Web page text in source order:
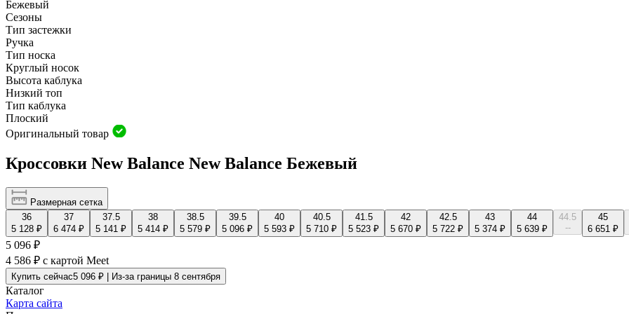
Бежевый
Сезоны
Тип застежки
Ручка
Тип носка
Круглый носок
Высота каблука
Низкий топ
Тип каблука
Плоский
Оригинальный товар
Кроссовки New Balance New Balance Бежевый
Размерная сетка
36
5 128 ₽
37
6 474 ₽
37.5
5 141 ₽
38
5 414 ₽
38.5
5 579 ₽
39.5
5 096 ₽
40
5 593 ₽
40.5
5 710 ₽
41.5
5 523 ₽
42
5 670 ₽
42.5
5 722 ₽
43
5 374 ₽
44
5 639 ₽
44.5
--
45
6 651 ₽
5 096 ₽
4 586 ₽ с картой Meet
Купить сейчас5 096 ₽ | Из-за границы 8 сентября
Каталог
Карта сайта